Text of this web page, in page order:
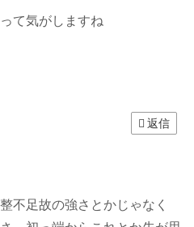
て気がしますね
返信
不足故の強さとかじゃなく